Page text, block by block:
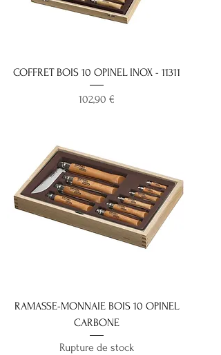
COFFRET BOIS 10 OPINEL INOX - 11311
Prix
102,90 €
RAMASSE-MONNAIE BOIS 10 OPINEL
CARBONE
Rupture de stock